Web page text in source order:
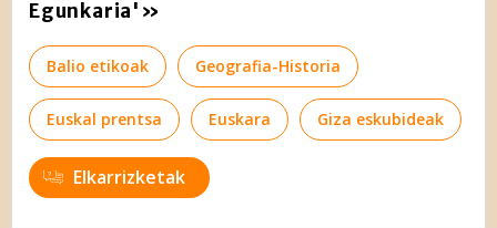
Egunkaria'»
Balio etikoak Geografia-Historia
Euskal prentsa Euskara Giza eskubideak
Elkarrizketak